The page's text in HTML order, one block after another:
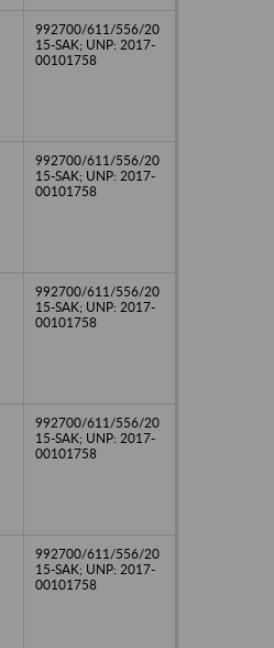
992700/611/556/20
15-SAK; UNP: 2017-
00101758
992700/611/556/20
15-SAK; UNP: 2017-
00101758
992700/611/556/20
15-SAK; UNP: 2017-
00101758
992700/611/556/20
15-SAK; UNP: 2017-
00101758
992700/611/556/20
15-SAK; UNP: 2017-
00101758